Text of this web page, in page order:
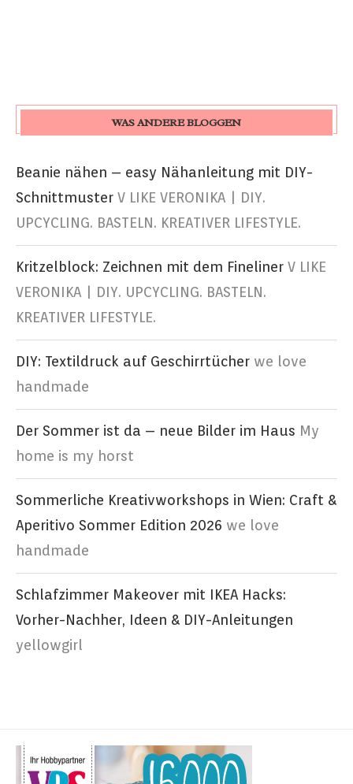
WAS ANDERE BLOGGEN
Beanie nähen – easy Nähanleitung mit DIY-
Schnittmuster V LIKE VERONIKA | DIY.
UPCYCLING. BASTELN. KREATIVER LIFESTYLE.
Kritzelblock: Zeichnen mit dem Fineliner V LIKE
VERONIKA | DIY. UPCYCLING. BASTELN.
KREATIVER LIFESTYLE.
DIY: Textildruck auf Geschirrtücher we love
handmade
Der Sommer ist da – neue Bilder im Haus My
home is my horst
Sommerliche Kreativworkshops in Wien: Craft &
Aperitivo Sommer Edition 2026 we love
handmade
Schlafzimmer Makeover mit IKEA Hacks:
Vorher-Nachher, Ideen & DIY-Anleitungen
yellowgirl